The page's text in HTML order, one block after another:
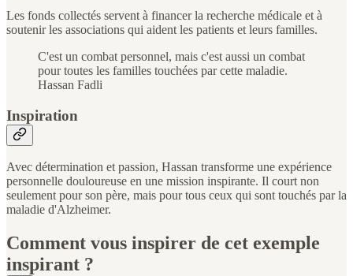
Les fonds collectés servent à financer la recherche médicale et à
soutenir les associations qui aident les patients et leurs familles.
C'est un combat personnel, mais c'est aussi un combat
pour toutes les familles touchées par cette maladie.
Hassan Fadli
Inspiration
Avec détermination et passion, Hassan transforme une expérience
personnelle douloureuse en une mission inspirante. Il court non
seulement pour son père, mais pour tous ceux qui sont touchés par la
maladie d'Alzheimer.
Comment vous inspirer de cet exemple
inspirant ?